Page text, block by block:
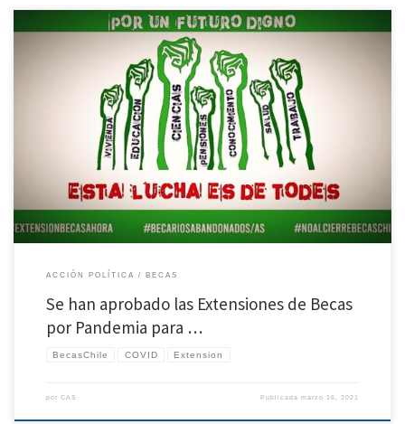
Luego de más de un año de asambleas, reuniones, minutas, cartas al director,
comunicados de prensa y mucho trabajo de parte de las redes, becarias y becarios, al
fin tenemos humo blanco!!!
Se han aprobado las #ExtensionesBecas por Pandemia
para Doctorado de #BecasChile
Información importante
Extensiones serán
por máximo 6 […]
ACCIÓN POLÍTICA BECAS
Se han aprobado las Extensiones de Becas
por Pandemia para …
BecasChile COVID Extension
por CAS Publicadamarzo 16, 2021